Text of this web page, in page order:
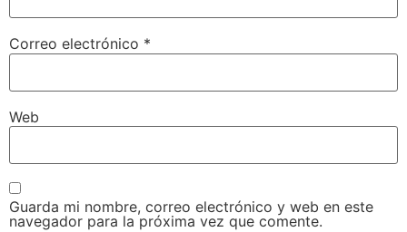
Correo electrónico *
Web
Guarda mi nombre, correo electrónico y web en este
navegador para la próxima vez que comente.